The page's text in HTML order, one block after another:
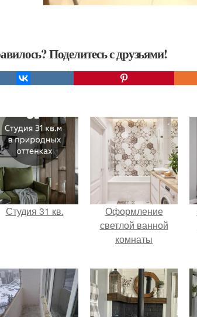
Поделитесь с друзьями!
Студия 31 кв.
Оформление
светлой ванной
комнаты